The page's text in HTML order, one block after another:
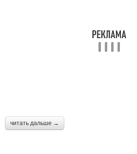
Средние стрижки
читать дальше →